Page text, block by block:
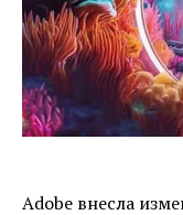
Adobe внесла